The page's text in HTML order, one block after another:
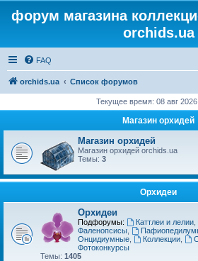
форум магазина
orchids.ua
FAQ
orchids.ua Список форумов
Текущее время: 08 авг
Магазин орхидей
Магазин орхидей
Магазин орхидей orchids.ua
Темы: 3
Орхидеи
Орхидеи
Подфорумы: Каттлеи и лелии,
Фаленопсисы
Онцидиумные
Коллекции,
Фотоконкурсы
Темы: 1405